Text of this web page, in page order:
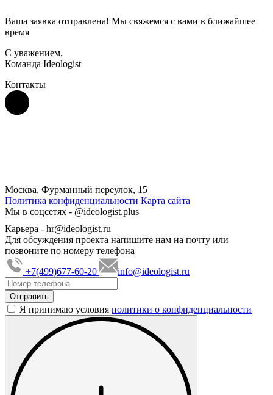
Ваша заявка отправлена! Мы свяжемся с вами в ближайшее
время
С уважением,
Команда Ideologist
Контакты
Москва, Фурманный переулок, 15
Политика конфиденциальности Карта сайта
Мы в соцсетях - @ideologist.plus
Карьера - hr@ideologist.ru
Для обсуждения проекта напишите нам на почту или
позвоните по номеру телефона
+7(499)677-60-20
info@ideologist.ru
Я принимаю условия политики о конфиденциальности